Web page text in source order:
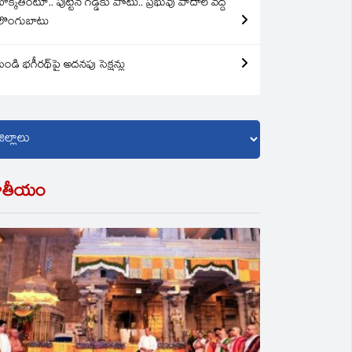
పుట్టిన గడ్డకు పోటు.. ప్రభువు పాదాల వద్ద
భగీరథ్‌పై అదనపు సెక్షన్లు